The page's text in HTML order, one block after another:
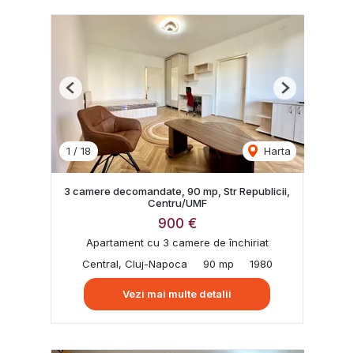
1 / 18 Harta
Previous Next
3 camere decomandate, 90 mp, Str Republicii,
Centru/UMF
900 €
Apartament cu 3 camere de închiriat
Central, Cluj-Napoca
90 mp 1980
Vezi mai multe detalii